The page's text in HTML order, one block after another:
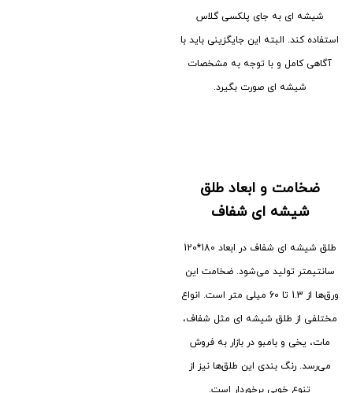
شیشه ای به جای پلکسی گلاس
استفاده کند. البته این جایگزینی باید با
آگاهی کامل و با توجه به مشخصات
شیشه ای صورت بگیرد.
ضخامت و ابعاد طلق
شیشه ای شفاف
طلق شیشه ای شفاف در ابعاد 180*120
سانتیمتر تولید می‌شود. ضخامت این
ورق‌ها از 1.3 تا 60 میلی متر است. انواع
مختلفی از طلق شیشه ای مثل شفاف،
مات، یخی و بامبو در بازار به فروش
می‌رسد. رنگ بندی این طلق‌ها نیز از
تنوع خوبی برخوردار است.